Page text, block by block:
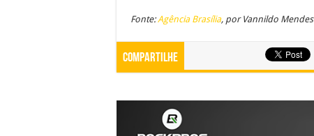
Fonte:Agência Brasília, por Vannildo Mendes
Compartilhe